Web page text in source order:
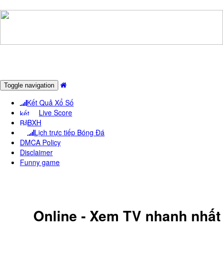
Toggle navigation
Kết Quả Xổ Số
Live Score
BXH
Lịch trực tiếp Bóng Đá
DMCA Policy
Disclaimer
Funny game
Online - Xem TV nhanh nhất